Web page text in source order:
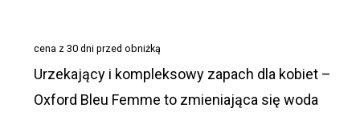
379,00 zł.
149,00 zł.
cena z 30 dni przed obniżką
Urzekający i kompleksowy zapach dla kobiet –
Oxford Bleu Femme to zmieniająca się woda